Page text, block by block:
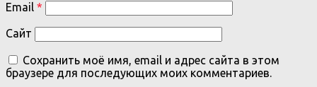
Email *
Сайт
Сохранить моё имя, email и адрес сайта в этом
браузере для последующих моих комментариев.